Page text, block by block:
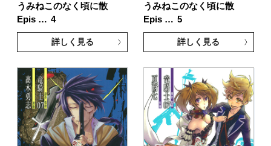
うみねこのなく頃に散
Epis … 4
詳しく見る
うみねこのなく頃に散
Epis … 5
詳しく見る